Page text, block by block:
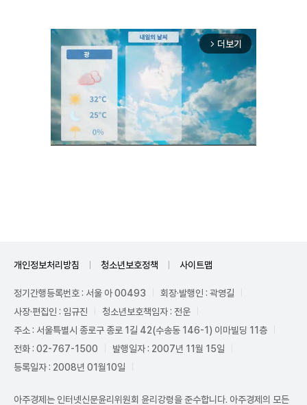
arrow_forward_ios 더보기
개인정보처리방침 청소년보호정책 사이트맵
정기간행등록번호 : 서울 아 00493
회장·발행인 : 곽영길
사장·편집인 : 임규진
청소년보호책임자 : 전운
주소 : 서울특별시 종로구 종로 1길 42(수송동 146-1) 이마빌딩 11층
전화 : 02-767-1500
발행일자 : 2007년 11월 15일
등록일자 : 2008년 01월10일
아주경제는 인터넷신문윤리위원회 윤리강령을 준수합니다. 아주경제의 모든